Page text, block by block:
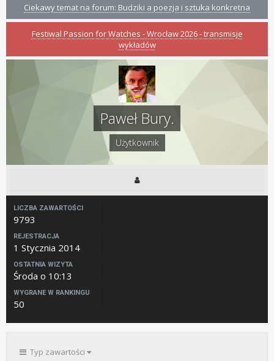
Ciekawy temat na forum: Budziki a poezja i sztuka konkretna
Festiwal Passion for Watches - Wrocław 2026 - transmisje
wykładów
Paweł Bury.
Użytkownik
LICZBA ZAWARTOŚCI
9793
REJESTRACJA
1 Stycznia 2014
OSTATNIA WIZYTA
Środa o 10:13
WYGRANE W RANKINGU
50
Typ zawartości